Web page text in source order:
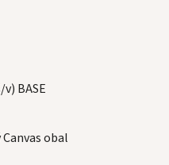
BASE
obal